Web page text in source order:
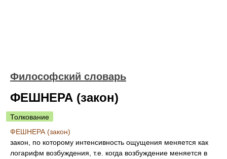
Философский словарь
ФЕШНЕРА (закон)
Толкование
ФЕШНЕРА (закон)
закон, по которому интенсивность ощущения меняется как
логарифм возбуждения, т.е. когда возбуждение меняется в